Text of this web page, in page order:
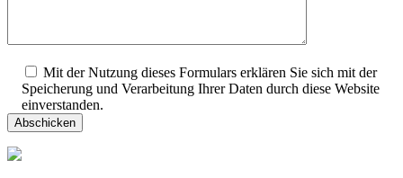
Mit der Nutzung dieses Formulars erklären Sie sich mit der
Speicherung und Verarbeitung Ihrer Daten durch diese Website
einverstanden.